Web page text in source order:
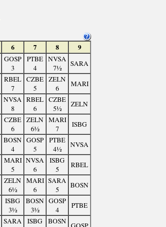
6 7 8 9
GOSP
3
PTBE
4
NVSA
7½
SARA
RBEL
7
CZBE
5
ZELN
6
MARI
NVSA
8
RBEL
6
CZBE
5½
ZELN
CZBE
6
ZELN
6½
MARI
7
ISBG
BOSN
4
GOSP
5
PTBE
4½
NVSA
MARI
5
NVSA
6
ISBG
5
RBEL
ZELN
6½
MARI
6
SARA
5
BOSN
ISBG
3½
BOSN
3½
GOSP
4
PTBE
SARA
ISBG
BOSN